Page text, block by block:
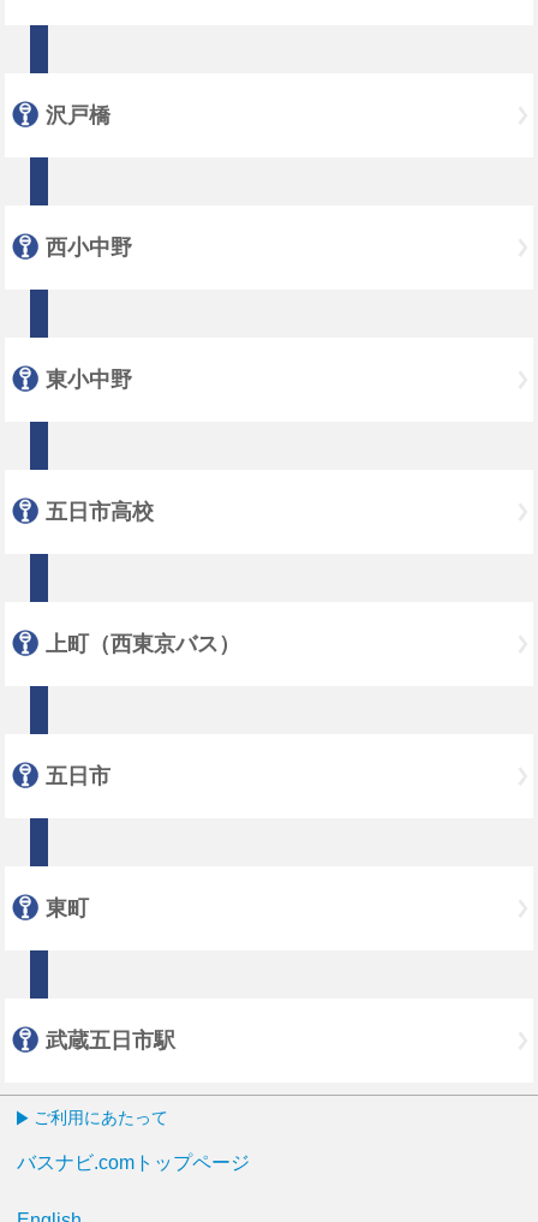
沢戸橋
西小中野
東小中野
五日市高校
上町（西東京バス）
五日市
東町
武蔵五日市駅
ご利用にあたって
バスナビ.comトップページ